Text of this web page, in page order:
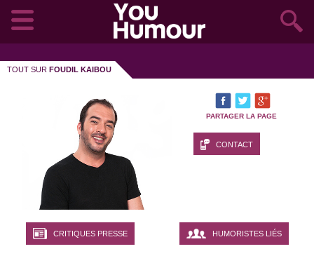
TOUT SUR FOUDIL KAIBOU
PARTAGER LA PAGE
CONTACT
CRITIQUES PRESSE HUMORISTES LIÉS